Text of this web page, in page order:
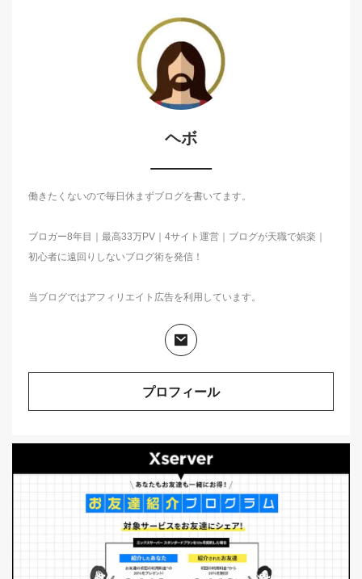
ヘボ
働きたくないので毎日休まずブログを書いてます。
ブロガー8年目｜最高33万PV｜4サイト運営｜ブログが天職で娯楽｜
初心者に遠回りしないブログ術を発信！
当ブログではアフィリエイト広告を利用しています。
プロフィール